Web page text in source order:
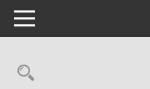
Toggle navigation